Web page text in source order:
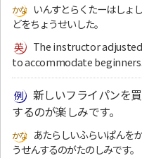
いんすとらくたーはしょ
どをちょうせいした。
The instructor
to accommodate beginners.
新しいフライパンを
するのが楽しみです。
あたらしいふらいぱんを
うせんするのがたのしみです。